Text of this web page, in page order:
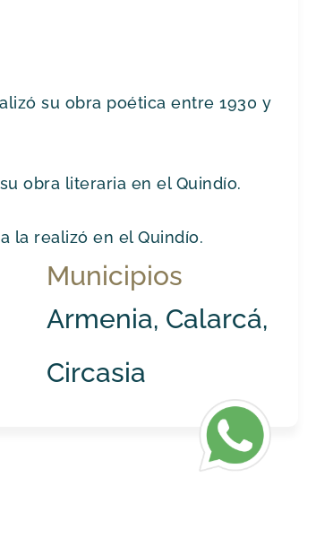
su obra poética entre 1930 y
obra literaria en el Quindío.
la realizó en el Quindío.
Municipios
Armenia, Calarcá,
Circasia